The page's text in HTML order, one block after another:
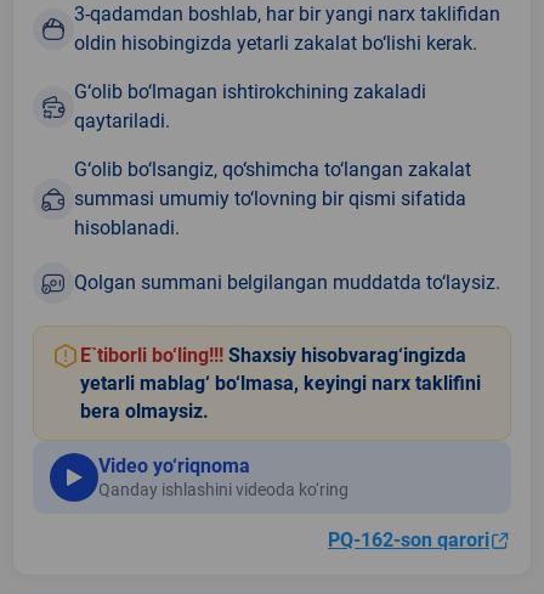
3-qadamdan boshlab, har bir yangi narx taklifidan
oldin hisobingizda yetarli zakalat bo‘lishi kerak.
G‘olib bo‘lmagan ishtirokchining zakaladi
qaytariladi.
G‘olib bo‘lsangiz, qo‘shimcha to‘langan zakalat
summasi umumiy to‘lovning bir qismi sifatida
hisoblanadi.
Qolgan summani belgilangan muddatda to‘laysiz.
E`tiborli bo‘ling!!! Shaxsiy hisobvarag‘ingizda
yetarli mablag‘ bo‘lmasa, keyingi narx taklifini
bera olmaysiz.
Video yo‘riqnoma
Qanday ishlashini videoda ko‘ring
PQ-162-son qarori